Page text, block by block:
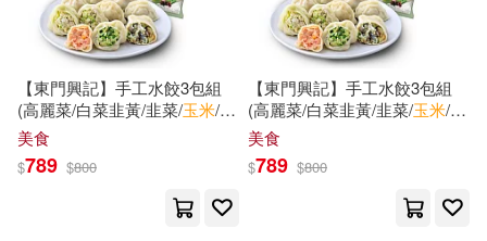
(法)文森·庫維里耶(6)
FLOWER(6) MAX-A(6)
SS-Paradiseガールズ(6)
上海人民美術出版社(24)
中國石化出版社(24)
中央廣播電視大學出版社(24)
【東門興記】手工水餃3包組
(高麗菜/白菜韭黃/韭菜/玉米/香
菜) 高麗菜*3
美食
$789 $800
【東門興記】手工水餃3包組
(高麗菜/白菜韭黃/韭菜/玉米/香
菜) 高麗菜*2+韭菜*1
美食
$789 $800